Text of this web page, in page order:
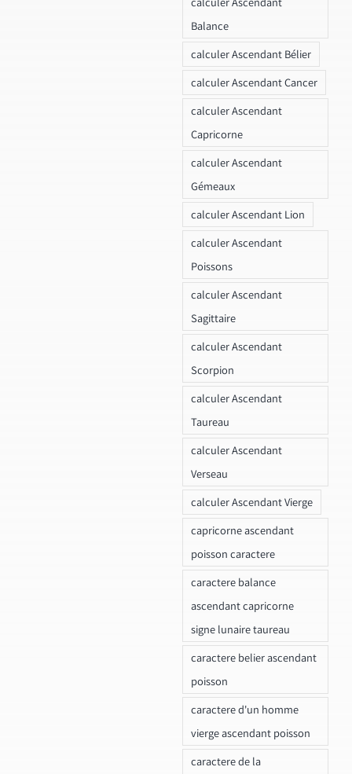
Balance
calculer Ascendant Bélier
calculer Ascendant Cancer
calculer Ascendant
Capricorne
calculer Ascendant
Gémeaux
calculer Ascendant Lion
calculer Ascendant
Poissons
calculer Ascendant
Sagittaire
calculer Ascendant
Scorpion
calculer Ascendant
Taureau
calculer Ascendant
Verseau
calculer Ascendant Vierge
capricorne ascendant
poisson caractere
caractere balance
ascendant capricorne
signe lunaire taureau
caractere belier ascendant
poisson
caractere d'un homme
vierge ascendant poisson
caractere de la